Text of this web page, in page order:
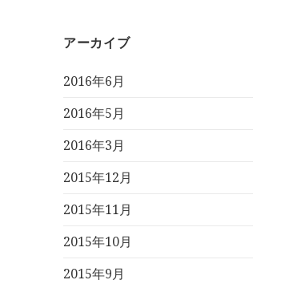
アーカイブ
2016年6月
2016年5月
2016年3月
2015年12月
2015年11月
2015年10月
2015年9月